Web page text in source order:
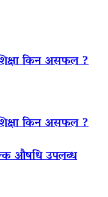
किन असफल ?
किन असफल ?
औषधि उपलब्ध